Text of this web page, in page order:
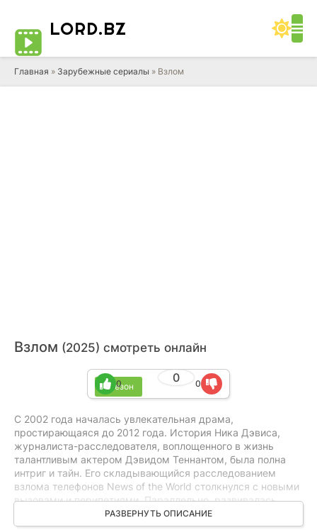
LORD.BZ
Главная » Зарубежные сериалы » Взлом
Взлом (2025) смотреть онлайн
1 сезон
0
0 0
С 2002 года началась увлекательная драма,
простирающаяся до 2012 года. История Ника Дэвиса,
журналиста-расследователя, воплощенного в жизнь
талантливым актером Дэвидом Теннантом, была полна
интриг и тайн. Его складывающийся расследованием
взлома телефонов News of the World столкнулся с новыми
вызовами и перипетиями. Параллельно, развивалась
другая захватывающая сюжетная линия о расследовании
нераскрытого убийства частного детектива Дэниела
РАЗВЕРНУТЬ ОПИСАНИЕ